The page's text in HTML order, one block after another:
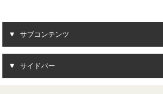
サブコンテンツ
サイドバー